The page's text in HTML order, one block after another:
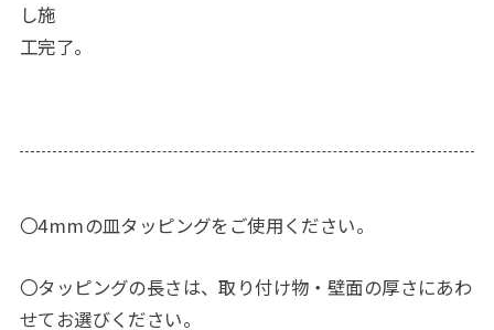
し施
工完了。
〇4mmの皿タッピングをご使用ください。
〇タッピングの長さは、取り付け物・壁面の厚さにあわ
せてお選びください。